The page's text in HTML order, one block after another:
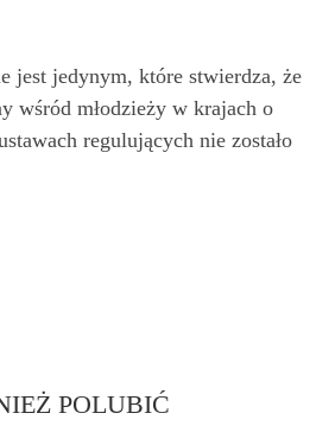
jest jedynym, które stwierdza, że
wśród młodzieży w krajach o
regulujących nie zostało
POLUBIĆ